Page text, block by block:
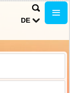
DE